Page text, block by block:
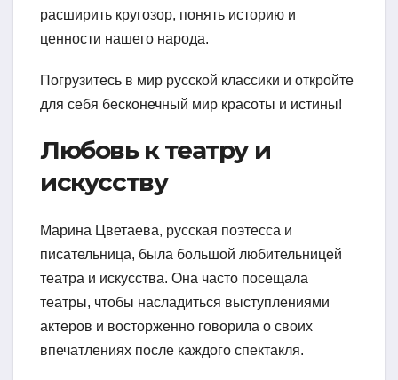
расширить кругозор, понять историю и
ценности нашего народа.
Погрузитесь в мир русской классики и откройте
для себя бесконечный мир красоты и истины!
Любовь к театру и
искусству
Марина Цветаева, русская поэтесса и
писательница, была большой любительницей
театра и искусства. Она часто посещала
театры, чтобы насладиться выступлениями
актеров и восторженно говорила о своих
впечатлениях после каждого спектакля.